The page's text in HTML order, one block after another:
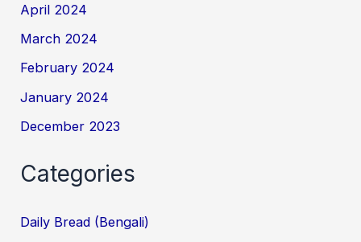
April 2024
March 2024
February 2024
January 2024
December 2023
Categories
Daily Bread (Bengali)